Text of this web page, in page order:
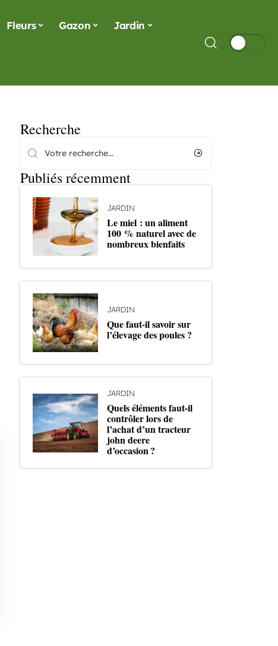
Fleurs Gazon Jardin
Recherche
Publiés récemment
JARDIN
Le miel : un aliment
100 % naturel avec de
nombreux bienfaits
JARDIN
Que faut-il savoir sur
l’élevage des poules ?
JARDIN
Quels éléments faut-il
contrôler lors de
l’achat d’un tracteur
john deere
d’occasion ?